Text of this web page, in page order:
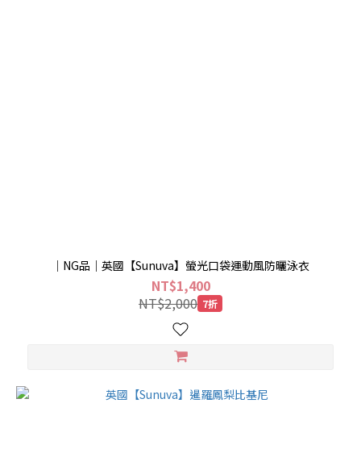
｜NG品｜英國【Sunuva】螢光口袋運動風防曬泳衣
NT$1,400
NT$2,000 7折